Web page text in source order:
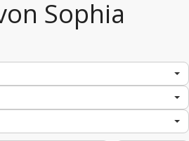
Sophia